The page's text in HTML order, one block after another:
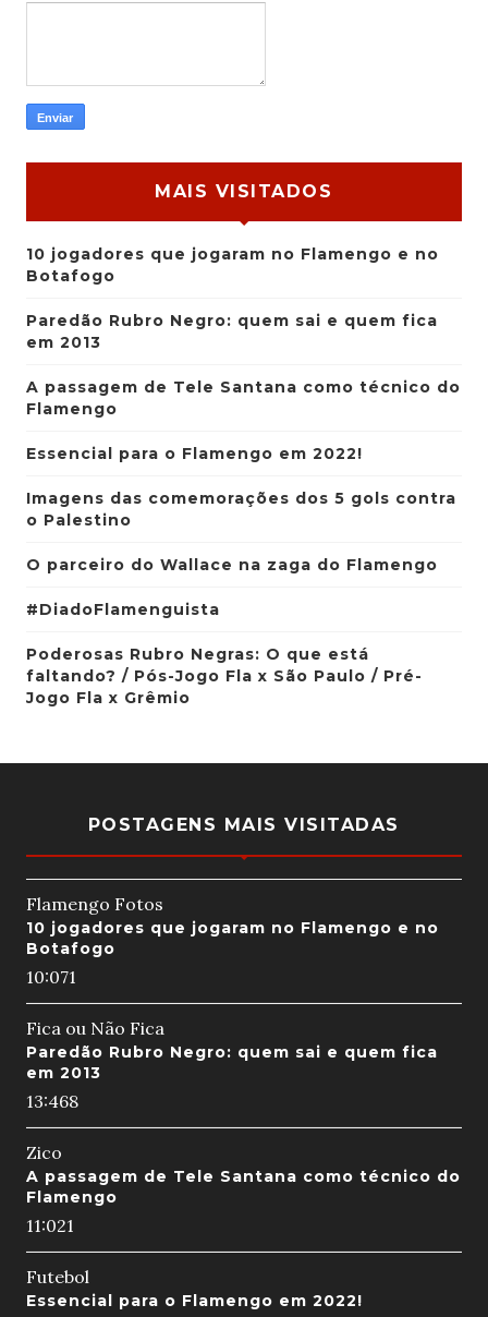
MAIS VISITADOS
10 jogadores que jogaram no Flamengo e no
Botafogo
Paredão Rubro Negro: quem sai e quem fica
em 2013
A passagem de Tele Santana como técnico do
Flamengo
Essencial para o Flamengo em 2022!
Imagens das comemorações dos 5 gols contra
o Palestino
O parceiro do Wallace na zaga do Flamengo
#DiadoFlamenguista
Poderosas Rubro Negras: O que está
faltando? / Pós-Jogo Fla x São Paulo / Pré-
Jogo Fla x Grêmio
POSTAGENS MAIS VISITADAS
Flamengo Fotos
10 jogadores que jogaram no Flamengo e no
Botafogo
10:071
Fica ou Não Fica
Paredão Rubro Negro: quem sai e quem fica
em 2013
13:468
Zico
A passagem de Tele Santana como técnico do
Flamengo
11:021
Futebol
Essencial para o Flamengo em 2022!